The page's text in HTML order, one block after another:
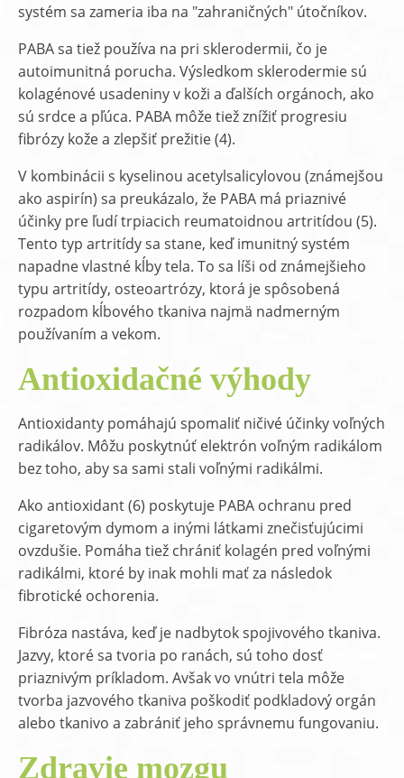
systém sa zameria iba na "zahraničných" útočníkov.
PABA sa tiež používa na pri sklerodermii, čo je
autoimunitná porucha. Výsledkom sklerodermie sú
kolagénové usadeniny v koži a ďalších orgánoch, ako
sú srdce a pľúca. PABA môže tiež znížiť progresiu
fibrózy kože a zlepšiť prežitie (4).
V kombinácii s kyselinou acetylsalicylovou (známejšou
ako aspirín) sa preukázalo, že PABA má priaznivé
účinky pre ľudí trpiacich reumatoidnou artritídou (5).
Tento typ artritídy sa stane, keď imunitný systém
napadne vlastné kĺby tela. To sa líši od známejšieho
typu artritídy, osteoartrózy, ktorá je spôsobená
rozpadom kĺbového tkaniva najmä nadmerným
používaním a vekom.
Antioxidačné výhody
Antioxidanty pomáhajú spomaliť ničivé účinky voľných
radikálov. Môžu poskytnúť elektrón voľným radikálom
bez toho, aby sa sami stali voľnými radikálmi.
Ako antioxidant (6) poskytuje PABA ochranu pred
cigaretovým dymom a inými látkami znečisťujúcimi
ovzdušie. Pomáha tiež chrániť kolagén pred voľnými
radikálmi, ktoré by inak mohli mať za následok
fibrotické ochorenia.
Fibróza nastáva, keď je nadbytok spojivového tkaniva.
Jazvy, ktoré sa tvoria po ranách, sú toho dosť
priaznivým príkladom. Avšak vo vnútri tela môže
tvorba jazvového tkaniva poškodiť podkladový orgán
alebo tkanivo a zabrániť jeho správnemu fungovaniu.
Zdravie mozgu